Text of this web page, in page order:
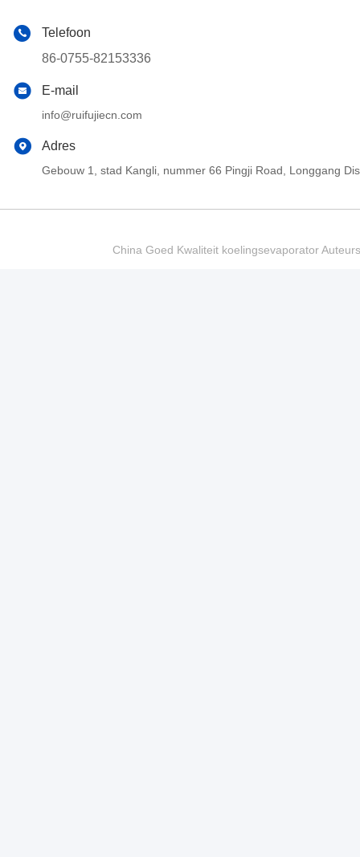
Telefoon
86-0755-82153336
E-mail
info@ruifujiecn.com
Adres
Gebouw 1, stad Kangli, nummer 66 Pingji Road, Longgang
China Goed Kwaliteit koelingsevaporator